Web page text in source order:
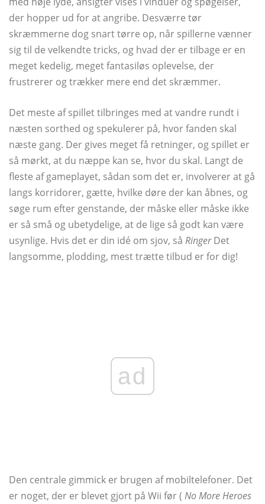
der hopper ud for at angribe. Desværre tør
skræmmerne dog snart tørre op, når spillerne vænner
sig til de velkendte tricks, og hvad der er tilbage er en
meget kedelig, meget fantasiløs oplevelse, der
frustrerer og trækker mere end det skræmmer.
Det meste af spillet tilbringes med at vandre rundt i
næsten sorthed og spekulerer på, hvor fanden skal
næste gang. Der gives meget få retninger, og spillet er
så mørkt, at du næppe kan se, hvor du skal. Langt de
fleste af gameplayet, sådan som det er, involverer at gå
langs korridorer, gætte, hvilke døre der kan åbnes, og
søge rum efter genstande, der måske eller måske ikke
er så små og ubetydelige, at de lige så godt kan være
usynlige. Hvis det er din idé om sjov, så RingerDet
langsomme, plodding, mest trætte tilbud er for dig!
ad
Den centrale gimmick er brugen af ​​mobiltelefoner. Det
er noget, der er blevet gjort på Wii før ( No More Heroes